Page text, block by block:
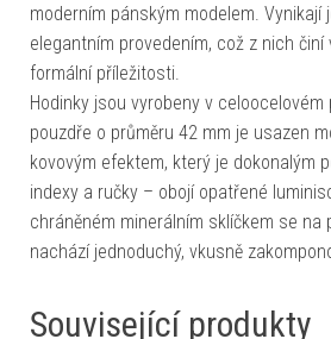
moderním pánským modelem. Vynikají
elegantním provedením, což z nich činí
formální příležitosti.
Hodinky jsou vyrobeny v
pouzdře o průměru 42 mm je usazen
kovovým efektem, který je dokonalým
indexy a ručky – obojí opatřené
chráněném minerálním sklíčkem se na
nachází jednoduchý, vkusně
Související produkty